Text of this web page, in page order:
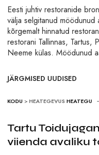
Eesti juhtiv restoranide
välja selgitanud
kõrgemalt hinnatud
restorani Tallinnas, Tartus,
Neeme külas. Möödunud
JÄRGMISED UUDISED
KODU >HEATEGEVUS HEATEGU
Tartu
viienda avaliku